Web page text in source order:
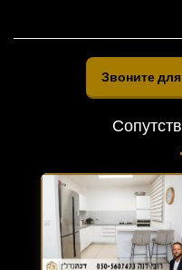
Звоните